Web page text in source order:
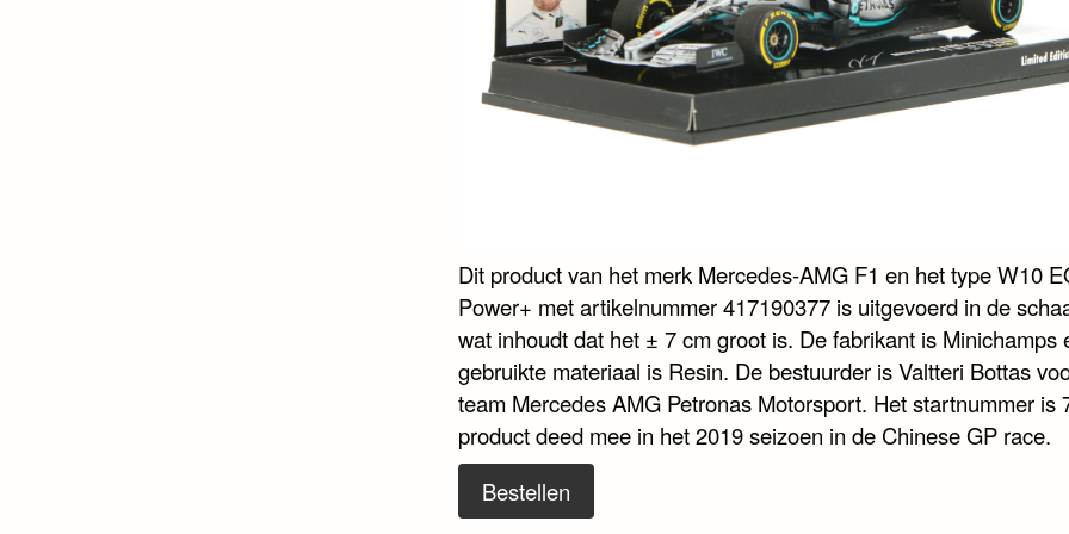
Dit product van het merk Mercedes-AMG F1 en het type W10
Power+ met artikelnummer 417190377 is uitgevoerd in de
wat inhoudt dat het ± 7 cm groot is. De fabrikant is Minichamps
gebruikte materiaal is Resin. De bestuurder is Valtteri Bottas
team Mercedes AMG Petronas Motorsport. Het startnummer is
product deed mee in het 2019 seizoen in de Chinese GP race.
Bestellen